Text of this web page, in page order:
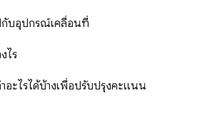
กับอุปกรณ์เคลื่อนที่
ไร
ะไรได้บ้างเพื่อปรับปรุงคะแนน